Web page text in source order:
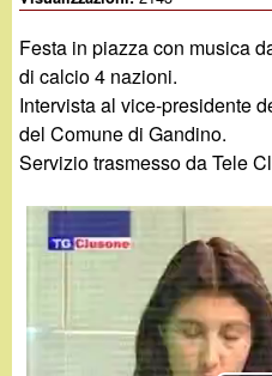
.
g
a
n
i
i
c
e
r
c
a
Festa in piazza con musica
di calcio 4 nazioni.
Intervista al vice-presidente
del Comune di Gandino.
Servizio trasmesso da Tele